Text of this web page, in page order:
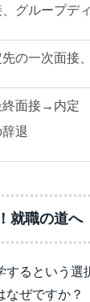
グループデ
の一次面接
終面接→内定
退
就職の道へ
するという選
なぜですか？